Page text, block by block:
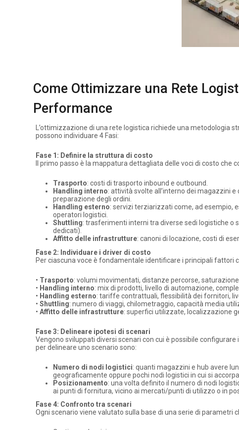
Come Ottimizzare una Rete
Performance
L’ottimizzazione di una rete logistica richiede una metodologia
possono individuare 4 Fasi:
Fase 1: Definire la struttura di costo
Il primo passo è la mappatura dettagliata delle voci di costo
Trasporto: costi di trasporto inbound e outbound.
Handling interno: attività svolte all’interno dei magazzini
preparazione degli ordini.
Handling esterno: servizi terziarizzati come, ad esempio,
operatori logistici.
Shuttling: trasferimenti interni tra diverse sedi logistiche o
dedicati).
Affitto delle infrastrutture: canoni di locazione, costi di
Fase 2: Individuare i driver di costo
Per ciascuna voce è fondamentale identificare i principali fattori
• Trasporto: volumi movimentati, distanze percorse,
• Handling interno: mix di prodotti, livello di automazione,
• Handling esterno: tariffe contrattuali, flessibilità dei fornitori,
• Shuttling: numero di viaggi, chilometraggio, capacità media
• Affitto delle infrastrutture: superfici utilizzate, localizzazione
Fase 3: Delineare ipotesi di scenari
Vengono sviluppati diversi scenari con cui è possibile
per delineare uno scenario sono:
Numero di nodi logistici: quanti magazzini e hub avere
geograficamente oppure pochi nodi logistici in cui si
Posizionamento: una volta definito il numero di nodi
ai punti di fornitura, vicino ai mercati/punti di utilizzo o in
Fase 4: Confronto tra scenari
Ogni scenario viene valutato sulla base di una serie di parametri